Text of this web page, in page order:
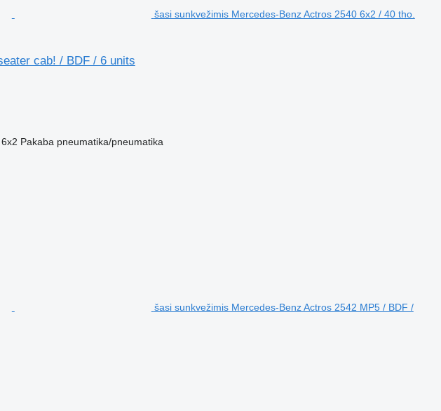
šasi sunkvežimis Mercedes-Benz Actros 2540 6x2 / 40 tho.
cab! / BDF / 6 units
6x2 Pakaba pneumatika/pneumatika
šasi sunkvežimis Mercedes-Benz Actros 2542 MP5 / BDF /